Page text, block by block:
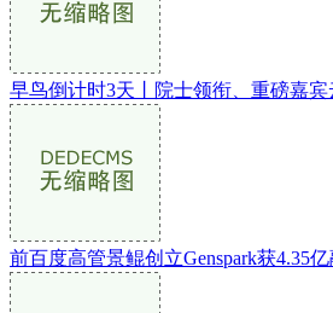
早鸟倒计时3天丨院士领衔、重磅嘉宾
前百度高管景鲲创立Genspark获4.35亿